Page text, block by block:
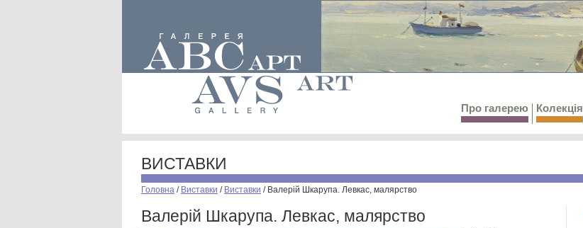
Про галерею Колекція
ВИСТАВКИ
Головна / Виставки / Виставки / Валерій Шкарупа. Левкас, малярство
Валерій Шкарупа. Левкас, малярство